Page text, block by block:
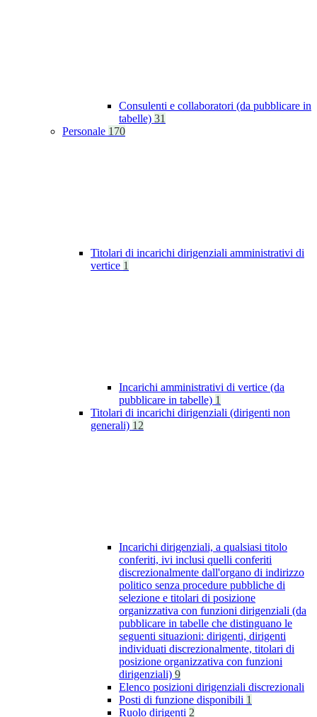
Consulenti e collaboratori (da pubblicare in
tabelle) 31
Personale 170
Titolari di incarichi dirigenziali amministrativi di
vertice 1
Incarichi amministrativi di vertice (da
pubblicare in tabelle) 1
Titolari di incarichi dirigenziali (dirigenti non
generali) 12
Incarichi dirigenziali, a qualsiasi titolo
conferiti, ivi inclusi quelli conferiti
discrezionalmente dall'organo di indirizzo
politico senza procedure pubbliche di
selezione e titolari di posizione
organizzativa con funzioni dirigenziali (da
pubblicare in tabelle che distinguano le
seguenti situazioni: dirigenti, dirigenti
individuati discrezionalmente, titolari di
posizione organizzativa con funzioni
dirigenziali) 9
Elenco posizioni dirigenziali discrezionali
Posti di funzione disponibili 1
Ruolo dirigenti 2